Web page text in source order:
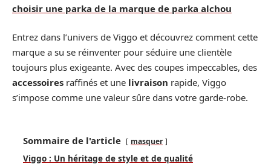
choisir une parka de la marque de parka alchou
Entrez dans l’univers de Viggo et découvrez comment cette
marque a su se réinventer pour séduire une clientèle
toujours plus exigeante. Avec des coupes impeccables, des
accessoires raffinés et une livraison rapide, Viggo
s’impose comme une valeur sûre dans votre garde-robe.
Sommaire de l'article masquer
Viggo : Un héritage de style et de qualité